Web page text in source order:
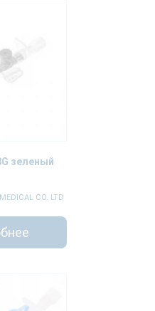
зеленый
CO. LTD